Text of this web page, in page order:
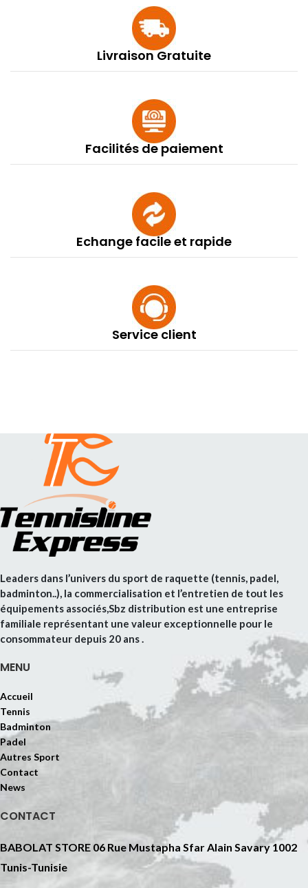
Livraison Gratuite
Facilités de paiement
Echange facile et rapide
Service client
Leaders dans l’univers du sport de raquette (tennis, padel,
badminton..), la commercialisation et l’entretien de tout les
équipements associés,Sbz distribution est une entreprise
familiale représentant une valeur exceptionnelle pour le
consommateur depuis 20 ans .
MENU
Accueil
Tennis
Badminton
Padel
Autres Sport
Contact
News
CONTACT
BABOLAT STORE 06 Rue Mustapha Sfar Alain Savary 1002
Tunis-Tunisie